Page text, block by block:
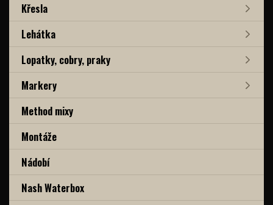
Křesla
Lehátka
Lopatky, cobry, praky
Markery
Method mixy
Montáže
Nádobí
Nash Waterbox